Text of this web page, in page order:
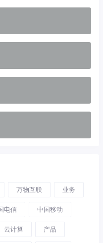
万物互联 业务
电信 中国移动
云计算 产品